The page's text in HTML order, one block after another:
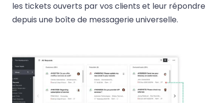
les tickets ouverts par vos clients et leur répondre
depuis une boîte de messagerie universelle.